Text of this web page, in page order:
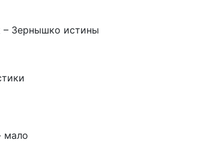
– Зернышко истины
мало